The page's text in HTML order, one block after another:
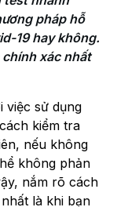
pháp hỗ
19 hay không.
chính xác nhất
việc sử dụng
kiểm tra
nếu không
không phản
nắm rõ cách
là khi bạn